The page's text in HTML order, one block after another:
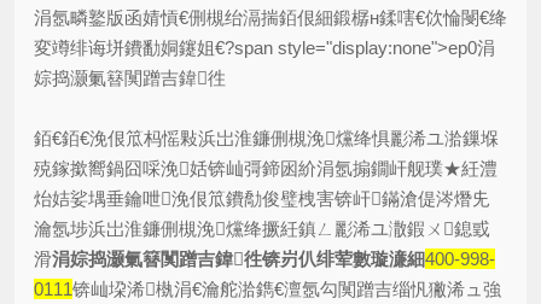
涓氬疄鐜版函婧愩€侀槻绐滆揣銆佷細鍛樼н鍒嗐€佽惀閿€绛
変竴绯诲垪鐨勫姛鑳姐€?span style="display:none">ep0涓
婃捣灏氭簮闃蹭吉鍏徃
銆€銆€浼佷笟杩愮敤浜岀淮鐮侀槻浼爣绛惧彲浠ユ湁鏁堢
殑鎵撳嚮鍋囧啋浼姡锛屾彁鍗囦紒涓氬搧鐗屽舰璞★紝澧
炲姞娑堣垂鑰呭浼佷笟鐨勪俊璧栧害锛屽鏋滄偍涔熸兂
瀹氬埗浜岀淮鐮侀槻浼爣绛撅紝鎮ㄥ彲浠ユ潵鍜ㄨ鎴戜
滑涓婃捣灏氭簮闃蹭吉鍏徃锛岃仈绯荤數璇濓細400-998-
0111锛屾垜浠槸涓€瀹舵湁鐫€澶氬勾闃蹭吉缁忛獙浠ュ強